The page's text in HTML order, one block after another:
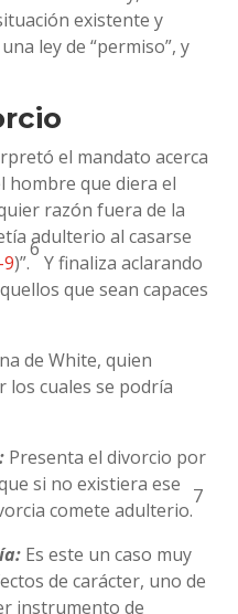
existente y
ley de “permiso”, y
el mandato acerca
hombre que diera el
razón fuera de la
adulterio al casarse
9)”.
6
Y finaliza aclarando
que sean capaces
de White, quien
cuales se podría
Presenta el divorcio por
si no existiera ese
comete adulterio.
7
Es este un caso muy
de carácter, uno de
instrumento de